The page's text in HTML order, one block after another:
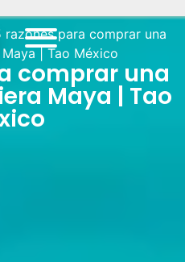
para comprar una
| Tao México
comprar una
Maya | Tao